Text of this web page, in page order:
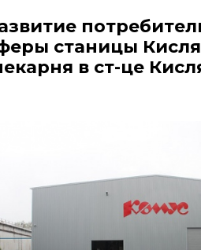
станицы
в ст-це